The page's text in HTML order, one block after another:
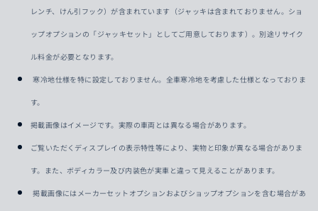
レンチ、けん引フック）が含まれています（ジャッキは含まれておりません。ショ
ップオプションの「ジャッキセット」としてご用意しております）。別途リサイク
ル料金が必要となります。
寒冷地仕様を特に設定しておりません。全車寒冷地を考慮した仕様となっておりま
す。
掲載画像はイメージです。実際の車両とは異なる場合があります。
ご覧いただくディスプレイの表示特性等により、実物と印象が異なる場合がありま
す。また、ボディカラー及び内装色が実車と違って見えることがあります。
掲載画像にはメーカーセットオプションおよびショップオプションを含む場合があ